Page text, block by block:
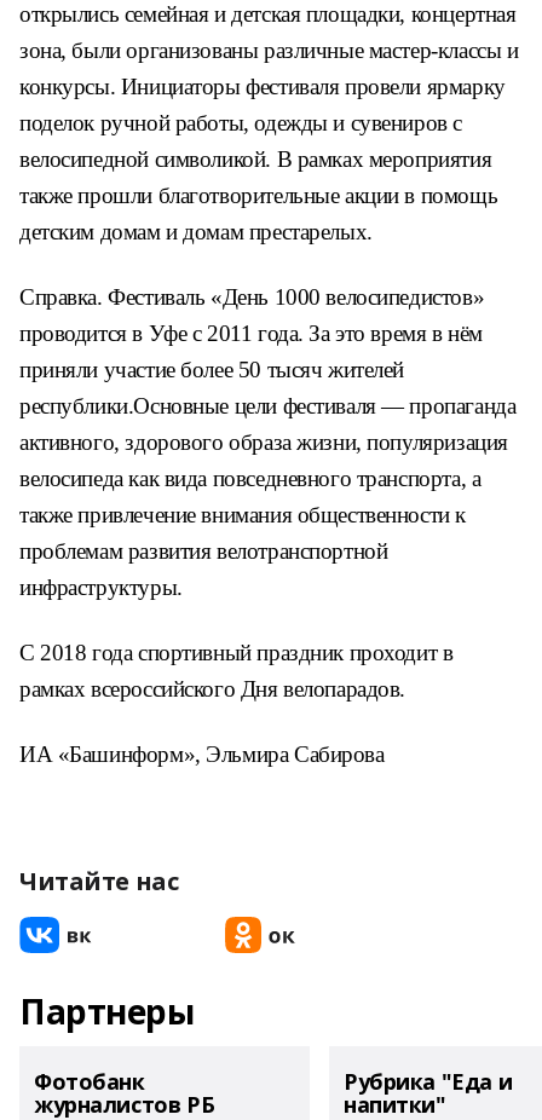
открылись семейная и детская площадки, концертная
зона, были организованы различные мастер-классы и
конкурсы. Инициаторы фестиваля провели ярмарку
поделок ручной работы, одежды и сувениров с
велосипедной символикой. В рамках мероприятия
также прошли благотворительные акции в помощь
детским домам и домам престарелых.
Справка. Фестиваль «День 1000 велосипедистов»
проводится в Уфе с 2011 года. За это время в нём
приняли участие более 50 тысяч жителей
республики.Основные цели фестиваля — пропаганда
активного, здорового образа жизни, популяризация
велосипеда как вида повседневного транспорта, а
также привлечение внимания общественности к
проблемам развития велотранспортной
инфраструктуры.
С 2018 года спортивный праздник проходит в
рамках всероссийского Дня велопарадов.
ИА «Башинформ», Эльмира Сабирова
Читайте нас
Партнеры
Фотобанк
журналистов РБ
Рубрика "Еда и
напитки"